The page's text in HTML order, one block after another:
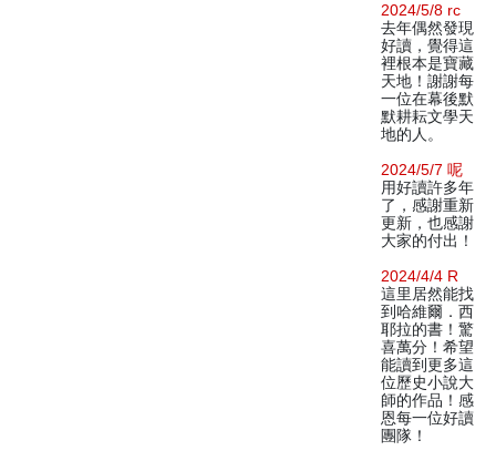
2024/5/8 rc
去年偶然發現
好讀，覺得這
裡根本是寶藏
天地！謝謝每
一位在幕後默
默耕耘文學天
地的人。
2024/5/7 呢
用好讀許多年
了，感謝重新
更新，也感謝
大家的付出！
2024/4/4 R
這里居然能找
到哈維爾．西
耶拉的書！驚
喜萬分！希望
能讀到更多這
位歷史小說大
師的作品！感
恩每一位好讀
團隊！